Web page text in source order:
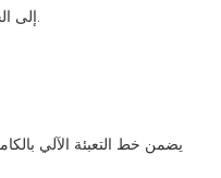
إلى الحصول على منتج عالي الجودة وأداء فائق.
يضمن خط التعبئة الآلي